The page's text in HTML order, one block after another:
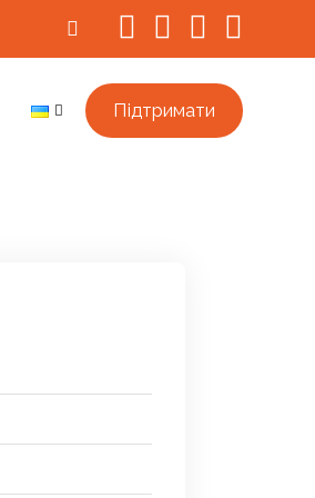
Підтримати